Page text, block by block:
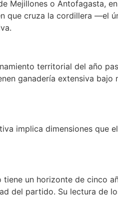
Mejillones o Antofagasta,
que cruza la cordillera —el
territorial del año
ganadería extensiva
implica dimensiones que
un horizonte de cinco
del partido. Su lectura de